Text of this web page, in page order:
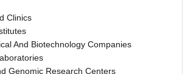
Clinics
And Biotechnology Companies
Genomic Research Centers